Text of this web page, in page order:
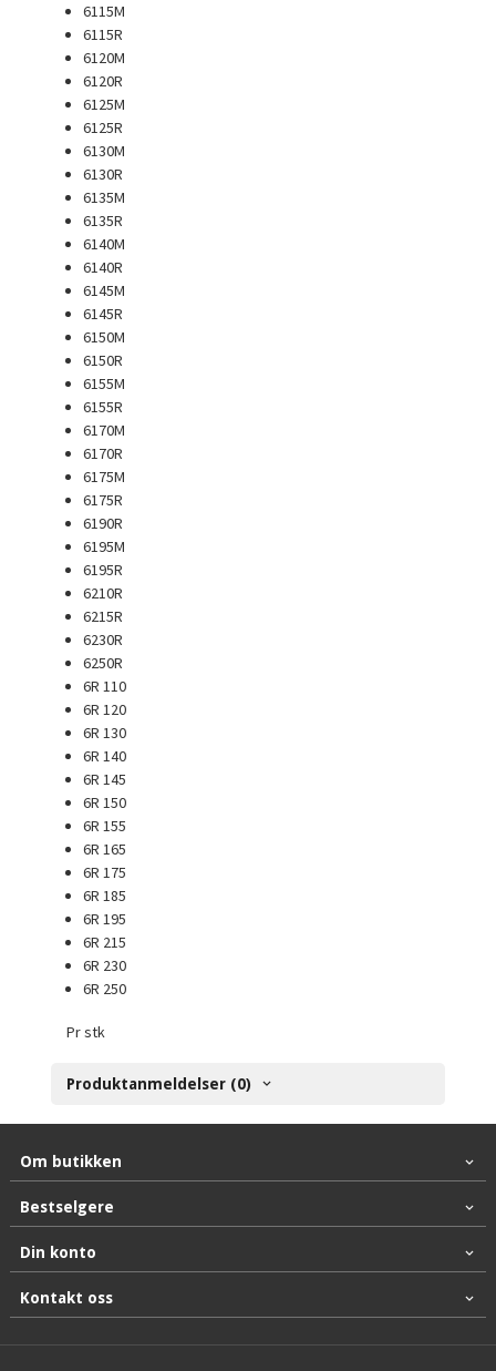
6115M
6115R
6120M
6120R
6125M
6125R
6130M
6130R
6135M
6135R
6140M
6140R
6145M
6145R
6150M
6150R
6155M
6155R
6170M
6170R
6175M
6175R
6190R
6195M
6195R
6210R
6215R
6230R
6250R
6R 110
6R 120
6R 130
6R 140
6R 145
6R 150
6R 155
6R 165
6R 175
6R 185
6R 195
6R 215
6R 230
6R 250
Pr stk
Produktanmeldelser (0)
Om butikken
Bestselgere
Din konto
Kontakt oss